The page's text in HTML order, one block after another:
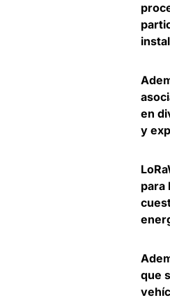
en
y
para
que